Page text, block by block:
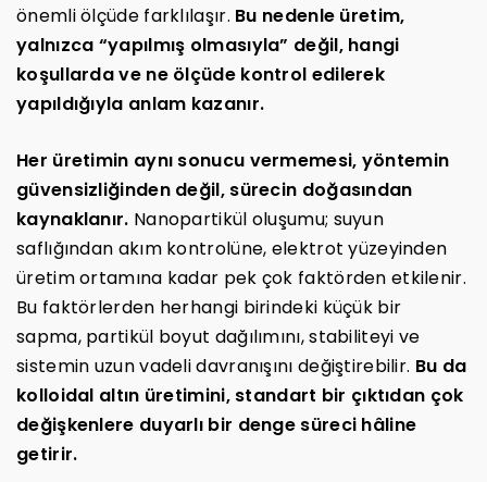
önemli ölçüde farklılaşır. Bu nedenle üretim,
yalnızca “yapılmış olmasıyla” değil, hangi
koşullarda ve ne ölçüde kontrol edilerek
yapıldığıyla anlam kazanır.
Her üretimin aynı sonucu vermemesi, yöntemin
güvensizliğinden değil, sürecin doğasından
kaynaklanır. Nanopartikül oluşumu; suyun
saflığından akım kontrolüne, elektrot yüzeyinden
üretim ortamına kadar pek çok faktörden etkilenir.
Bu faktörlerden herhangi birindeki küçük bir
sapma, partikül boyut dağılımını, stabiliteyi ve
sistemin uzun vadeli davranışını değiştirebilir. Bu da
kolloidal altın üretimini, standart bir çıktıdan çok
değişkenlere duyarlı bir denge süreci hâline
getirir.